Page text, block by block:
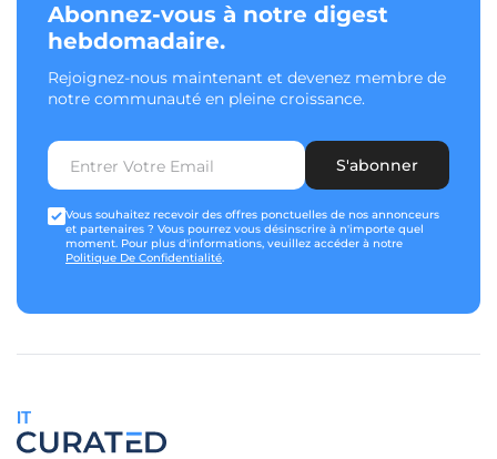
Abonnez-vous à notre digest
hebdomadaire.
Rejoignez-nous maintenant et devenez membre de
notre communauté en pleine croissance.
S'abonner
Vous souhaitez recevoir des offres ponctuelles de nos annonceurs
et partenaires ? Vous pourrez vous désinscrire à n'importe quel
moment. Pour plus d'informations, veuillez accéder à notre
Politique De Confidentialité.
IT